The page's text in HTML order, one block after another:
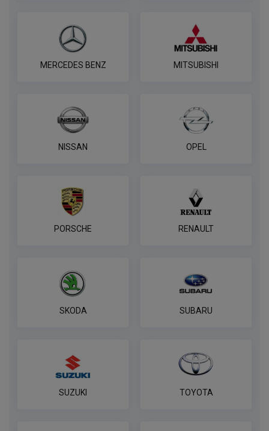
MERCEDES BENZ MITSUBISHI
NISSAN OPEL
PORSCHE RENAULT
SKODA SUBARU
SUZUKI TOYOTA